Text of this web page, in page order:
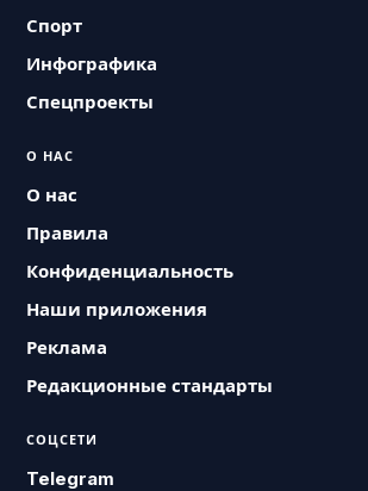
Спорт
Инфографика
Спецпроекты
О НАС
О нас
Правила
Конфиденциальность
Наши приложения
Реклама
Редакционные стандарты
СОЦСЕТИ
Telegram